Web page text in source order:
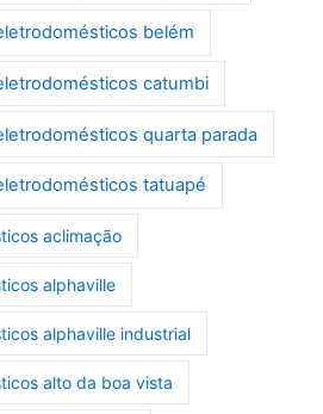
belém
catumbi
quarta parada
tatuapé
aclimação
alphaville
alphaville industrial
alto da boa vista